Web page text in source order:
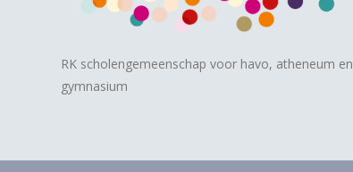
RK scholengemeenschap voor havo, atheneum en
gymnasium